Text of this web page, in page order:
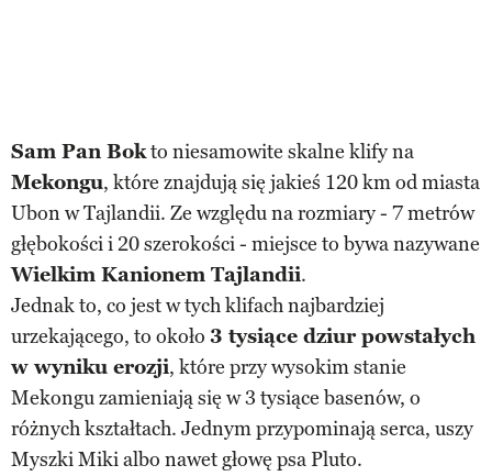
Sam Pan Bokto niesamowite skalne klify na
Mekongu, które znajdują się jakieś 120 km od miasta
Ubon w Tajlandii. Ze względu na rozmiary - 7 metrów
głębokości i 20 szerokości - miejsce to bywa nazywane
Wielkim Kanionem Tajlandii.
Jednak to, co jest w tych klifach najbardziej
urzekającego, to około 3 tysiące dziur powstałych
w wyniku erozji, które przy wysokim stanie
Mekongu zamieniają się w 3 tysiące basenów, o
różnych kształtach. Jednym przypominają serca, uszy
Myszki Miki albo nawet głowę psa Pluto.